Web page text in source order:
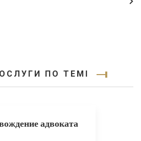
ПО ТЕМІ
адвоката